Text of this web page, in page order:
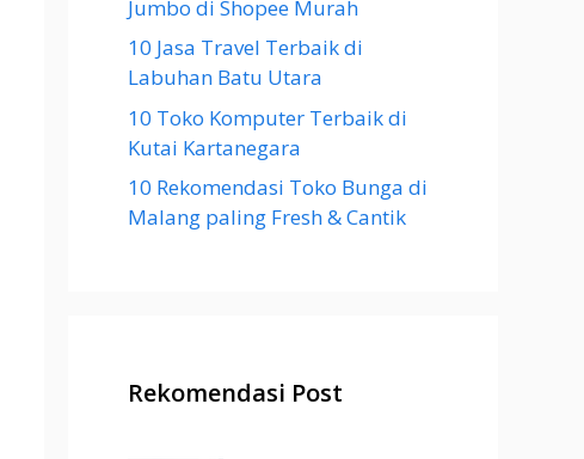
Jumbo di Shopee Murah
10 Jasa Travel Terbaik di
Labuhan Batu Utara
10 Toko Komputer Terbaik di
Kutai Kartanegara
10 Rekomendasi Toko Bunga di
Malang paling Fresh & Cantik
Rekomendasi Post